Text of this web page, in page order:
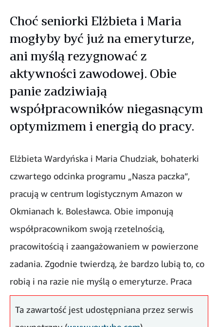
Choć seniorki Elżbieta i Maria
mogłyby być już na emeryturze,
ani myślą rezygnować z
aktywności zawodowej. Obie
panie zadziwiają
współpracowników niegasnącym
optymizmem i energią do pracy.
Elżbieta Wardyńska i Maria Chudziak, bohaterki
czwartego odcinka programu „Nasza paczka”,
pracują w centrum logistycznym Amazon w
Okmianach k. Bolesławca. Obie imponują
współpracownikom swoją rzetelnością,
pracowitością i zaangażowaniem w powierzone
zadania. Zgodnie twierdzą, że bardzo lubią to, co
robią i na razie nie myślą o emeryturze. Praca
sprawia, że są aktywne i spędzają czas z ludźmi, a
to jest dla nich bardzo ważne.
Ta zawartość jest udostępniana przez serwis